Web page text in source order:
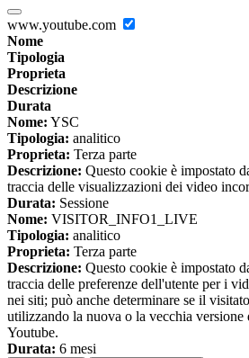
www.youtube.com
Nome
Tipologia
Proprieta
Descrizione
Durata
Nome: YSC
Tipologia: analitico
Proprieta: Terza parte
Descrizione: Questo cookie è impostato
traccia delle visualizzazioni dei video
Durata: Sessione
Nome: VISITOR_INFO1_LIVE
Tipologia: analitico
Proprieta: Terza parte
Descrizione: Questo cookie è impostato
traccia delle preferenze dell'utente per i
nei siti; può anche determinare se il
utilizzando la nuova o la vecchia versione
Youtube.
Durata: 6 mesi